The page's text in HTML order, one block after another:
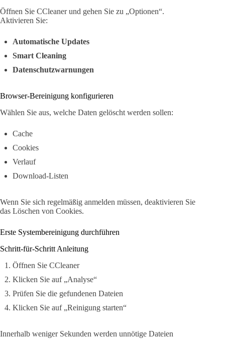
Öffnen Sie CCleaner und gehen Sie zu „Optionen“.
Aktivieren Sie:
Automatische Updates
Smart Cleaning
Datenschutzwarnungen
Browser-Bereinigung konfigurieren
Wählen Sie aus, welche Daten gelöscht werden sollen:
Cache
Cookies
Verlauf
Download-Listen
Wenn Sie sich regelmäßig anmelden müssen, deaktivieren Sie
das Löschen von Cookies.
Erste Systembereinigung durchführen
Schritt-für-Schritt Anleitung
Öffnen Sie CCleaner
Klicken Sie auf „Analyse“
Prüfen Sie die gefundenen Dateien
Klicken Sie auf „Reinigung starten“
Innerhalb weniger Sekunden werden unnötige Dateien